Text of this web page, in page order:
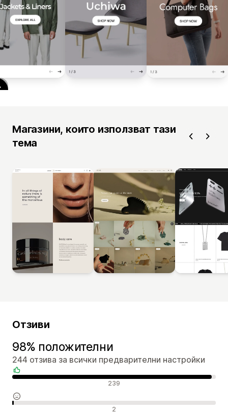
Магазини, които използват тази
тема
Отзиви
98% положителни
244 отзива за всички предварителни настройки
Положителни отзиви 239
Неутрални отзиви 2